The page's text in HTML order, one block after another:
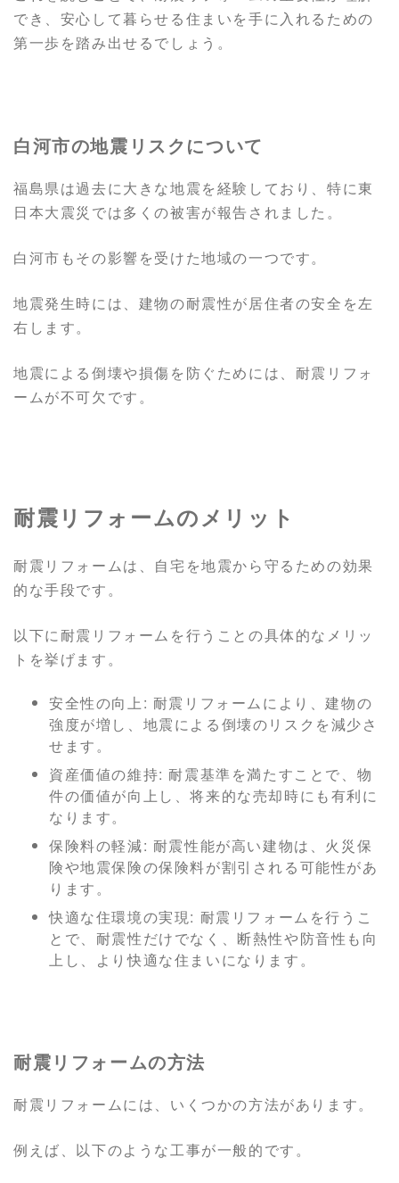
でき、安心して暮らせる住まいを手に入れるための
第一歩を踏み出せるでしょう。
白河市の地震リスクについて
福島県は過去に大きな地震を経験しており、特に東
日本大震災では多くの被害が報告されました。
白河市もその影響を受けた地域の一つです。
地震発生時には、建物の耐震性が居住者の安全を左
右します。
地震による倒壊や損傷を防ぐためには、耐震リフォ
ームが不可欠です。
耐震リフォームのメリット
耐震リフォームは、自宅を地震から守るための効果
的な手段です。
以下に耐震リフォームを行うことの具体的なメリッ
トを挙げます。
安全性の向上: 耐震リフォームにより、建物の
強度が増し、地震による倒壊のリスクを減少さ
せます。
資産価値の維持: 耐震基準を満たすことで、物
件の価値が向上し、将来的な売却時にも有利に
なります。
保険料の軽減: 耐震性能が高い建物は、火災保
険や地震保険の保険料が割引される可能性があ
ります。
快適な住環境の実現: 耐震リフォームを行うこ
とで、耐震性だけでなく、断熱性や防音性も向
上し、より快適な住まいになります。
耐震リフォームの方法
耐震リフォームには、いくつかの方法があります。
例えば、以下のような工事が一般的です。